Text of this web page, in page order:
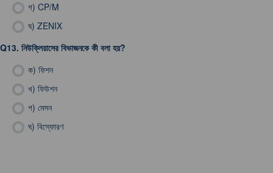
গ) CP/M
ঘ) ZENIX
Q13. নিউক্লিয়াসের বিভাজনকে কী বলা হয়?
ক) ফিশন
খ) ফিউশন
গ) মেসন
ঘ) বিস্ফোরণ